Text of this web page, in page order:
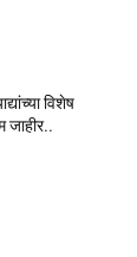
विशेष
जाहीर..